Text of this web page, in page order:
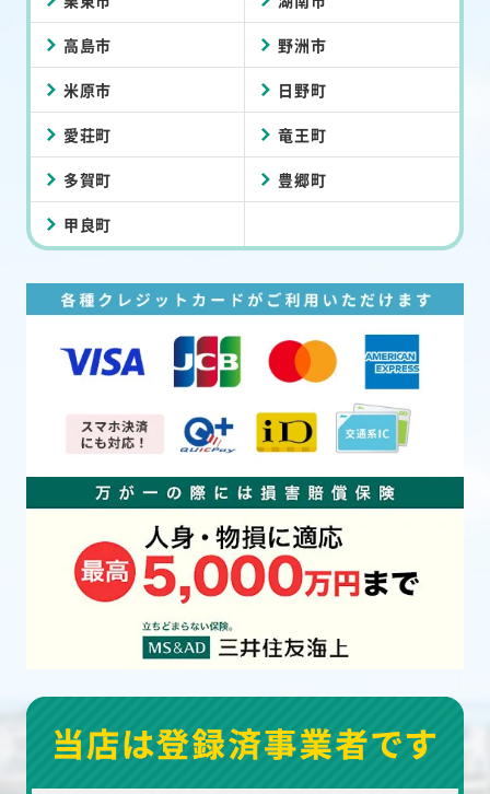
高島市 野洲市
米原市 日野町
愛荘町 竜王町
多賀町 豊郷町
甲良町